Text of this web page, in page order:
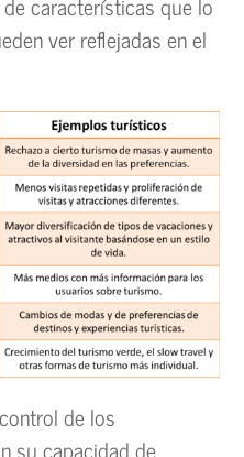
ver reflejadas en el
de los
su capacidad de